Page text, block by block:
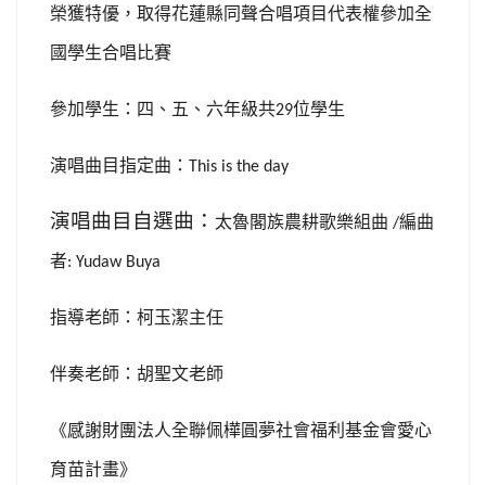
榮獲特優，取得花蓮縣同聲合唱項目代表權參加全
國學生合唱比賽
參加學生：四、五、六年級共29位學生
演唱曲目指定曲： This is the day
演唱曲目自選曲： 太魯閣族農耕歌樂組曲 /編曲
者: Yudaw Buya
指導老師：柯玉潔主任
伴奏老師：胡聖文老師
《感謝財團法人全聯佩樺圓夢社會福利基金會愛心
育苗計畫》